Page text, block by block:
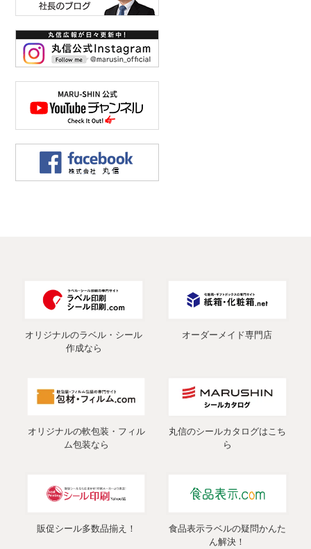
オリジナルのラベル・シール
作成なら
オーダーメイド専門店
オリジナルの軟包装・フィル
ム包装なら
丸信のシールカタログはこち
ら
販促シール多数品揃え！
食品表示ラベルの疑問かんた
ん解決！